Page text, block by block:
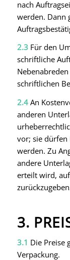
nach
werden. Dann
2.3Für den
schriftliche
schriftlichen
2.4An
anderen
vor; sie dürfen
werden. Zu
andere
erteilt wird,
3.
3.1 Die Preise
Verpackung.